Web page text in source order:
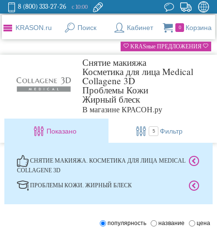
8 (800) 333-27-26 с 10:00
KRASON.ru Поиск Кабинет 0 Корзина
KRASные ПРЕДЛОЖЕНИЯ
Снятие макияжа
Косметика для лица Medical
Collagene 3D
Проблемы Кожи
Жирный блеск
В магазине КРАСОН.ру
Показано 5 Фильтр
СНЯТИЕ МАКИЯЖА. КОСМЕТИКА ДЛЯ ЛИЦА MEDICAL
COLLAGENE 3D
ПРОБЛЕМЫ КОЖИ. ЖИРНЫЙ БЛЕСК
популярность название цена